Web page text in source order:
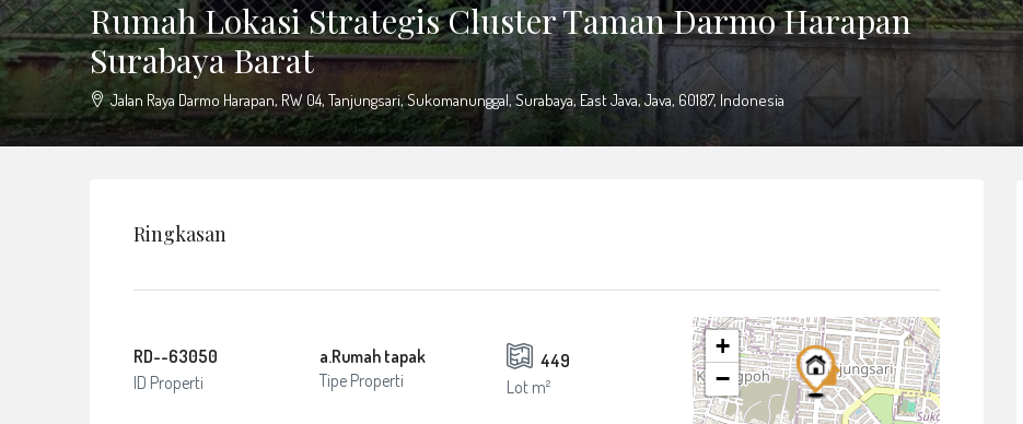
Rumah Lokasi Strategis Cluster Taman Darmo Harapan
Surabaya Barat
Jalan Raya Darmo Harapan, RW 04, Tanjungsari, Sukomanunggal, Surabaya, East Java, Java, 60187, Indonesia
Ringkasan
RD--63050
ID Properti
a.Rumah tapak
Tipe Properti
449
Lot m²
+
−